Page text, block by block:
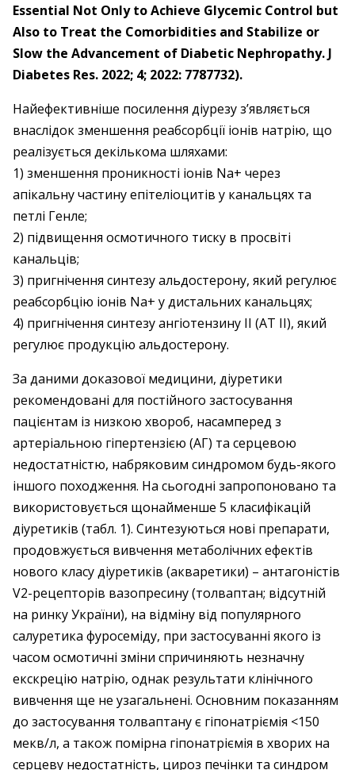
Essential Not Only to Achieve Glycemic Control but
Also to Treat the Comorbidities and Stabilize or
Slow the Advancement of Diabetic Nephropathy. J
Diabetes Res. 2022; 4; 2022: 7787732).
Найефективніше посилення діурезу з’являється
внаслідок зменшення реабсорбції іонів натрію, що
реалізується декількома шляхами:
1) зменшення проникності іонів Na+ через
апікальну частину епітеліоцитів у канальцях та
петлі Генле;
2) підвищення осмотичного тиску в просвіті
канальців;
3) пригнічення синтезу альдостерону, який регулює
реабсорбцію іонів Na+ у дистальних канальцях;
4) пригнічення синтезу ангіотензину ІІ (АТ ІІ), який
регулює продукцію альдостерону.
За даними доказової медицини, діуретики
рекомендовані для постійного застосування
пацієнтам із низкою хвороб, насамперед з
артеріальною гіпертензією (АГ) та серцевою
недостатністю, набряковим синдромом будь-якого
іншого походження. На сьогодні запропоновано та
використовується щонайменше 5 класифікацій
діуретиків (табл. 1). Синтезуються нові препарати,
продовжується вивчення метаболічних ефектів
нового класу діуретиків (акваретики) – антагоністів
V2-рецепторів вазопресину (толваптан; відсутній
на ринку України), на відміну від популярного
салуретика фуросеміду, при застосуванні якого із
часом осмотичні зміни спричиняють незначну
екскрецію натрію, однак результати клінічного
вивчення ще не узагальнені. Основним показанням
до застосування толваптану є гіпонат­ріємія <150
мекв/л, а також помірна гіпонатріємія в хворих на
серцеву недостатність, цироз печінки та синдром